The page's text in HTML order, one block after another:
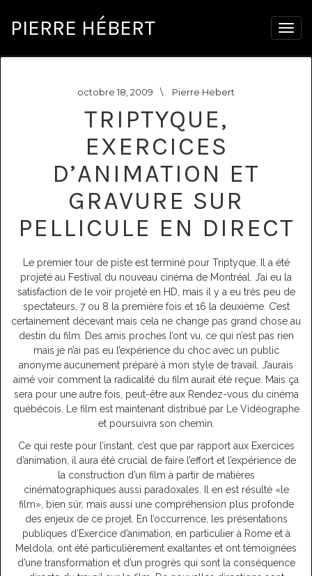
PIERRE HÉBERT
octobre 18, 2009 \ Pierre Hebert
TRIPTYQUE,
EXERCICES
D’ANIMATION ET
GRAVURE SUR
PELLICULE EN DIRECT
Le premier tour de piste est terminé pour Triptyque. Il a été
projeté au Festival du nouveau cinéma de Montréal. J’ai eu la
satisfaction de le voir projeté en HD, mais il y a eu très peu de
spectateurs, 7 ou 8 la première fois et 16 la deuxième. C’est
certainement décevant mais cela ne change pas grand chose au
destin du film. Des amis proches l’ont vu, ce qui n’est pas rien
mais je n’ai pas eu l’expérience du choc avec un public
anonyme aucunement préparé à mon style de travail. J’aurais
aimé voir comment la radicalité du film aurait été reçue. Mais ça
sera pour une autre fois, peut-être aux Rendez-vous du cinéma
québécois. Le film est maintenant distribué par Le Vidéographe
et poursuivra son chemin.
Ce qui reste pour l’instant, c’est que par rapport aux Exercices
d’animation, il aura été crucial de faire l’effort et l’expérience de
la construction d’un film à partir de matières
cinématographiques aussi paradoxales. Il en est résulté «le
film», bien sûr, mais aussi une compréhension plus profonde
des enjeux de ce projet. En l’occurrence, les présentations
publiques d’Exercice d’animation, en particulier à Rome et à
Meldola, ont été particulièrement exaltantes et ont témoignées
d’une transformation et d’un progrès qui sont la conséquence